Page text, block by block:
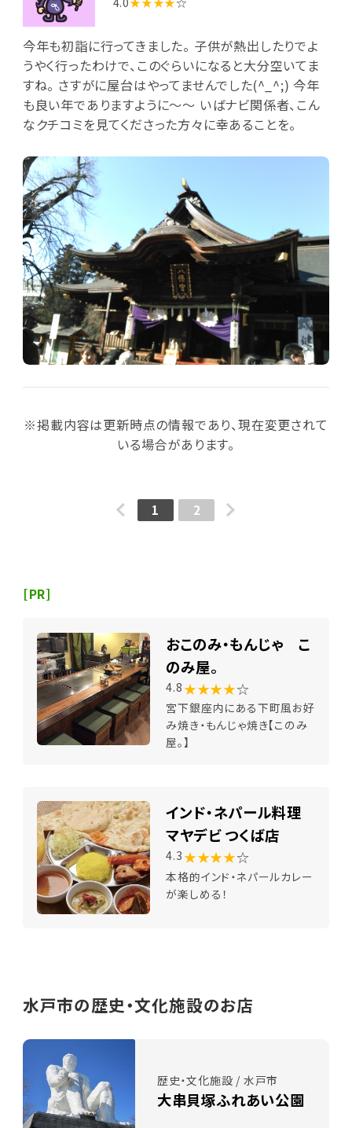
今年も初詣に行ってきました。 子供が熱出したりでよ
うやく行ったわけで、このぐらいになると大分空いてま
すね。 さすがに屋台はやってませんでした(^_^;) 今年
も良い年でありますように～～ いばナビ関係者、こん
なクチコミを見てくださった方々に幸あることを。
※掲載内容は更新時点の情報であり、現在変更されて
いる場合があります。
1 2
[PR]
おこのみ・もんじゃ こ
のみ屋。
4.8 ★★★★☆
宮下銀座内にある下町風お好
み焼き・もんじゃ焼き【このみ
屋。】
インド・ネパール料理
マヤデビ つくば店
4.3 ★★★★☆
本格的インド・ネパールカレー
が楽しめる！
水戸市の歴史・文化施設のお店
歴史・文化施設 / 水戸市
大串貝塚ふれあい公園